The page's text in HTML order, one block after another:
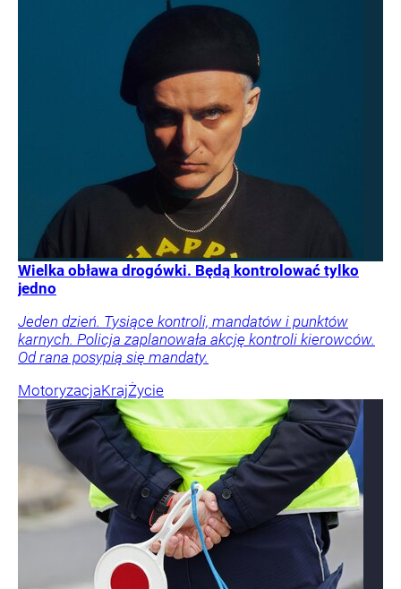
Wielka obława drogówki. Będą kontrolować tylko
jedno
Jeden dzień. Tysiące kontroli, mandatów i punktów
karnych. Policja zaplanowała akcję kontroli kierowców.
Od rana posypią się mandaty.
MotoryzacjaKrajŻycie